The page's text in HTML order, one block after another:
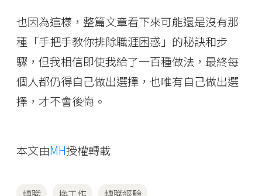
也因為這樣，整篇文章看下來可能還是沒有那
種「手把手教你排除職涯困惑」的秘訣和步
驟，但我相信即使我給了一百種做法，最終每
個人都仍得自己做出選擇，也唯有自己做出選
擇，才不會後悔。
本文由MH授權轉載